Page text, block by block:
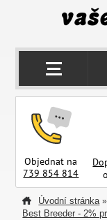
Objednat na
739 854 814
Úvodní stránka »
Best Breeder - 2%